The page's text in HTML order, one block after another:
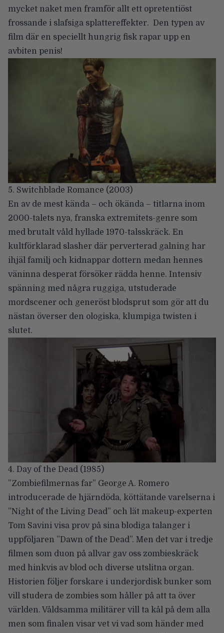
mycket naket men framför allt ett opretentiöst
frossande i slafsiga splattereffekter. Den typen av
film där en speciellt hungrig fisk rapar upp en
avbiten penis!
5. Switchblade Romance (2003)
En av de mest kända – och ökända – titlarna inom
2000-talets nya, franska extremitets-genre som
med brutalt våld hyllade 1970-talsskräck. En
kultförklarad slasher där perverterad galning har
ihjäl familj och kidnappar dottern medan hennes
väninna desperat försöker rädda henne. Intensiv
spänning med några ruggiga, utstuderade
mordscener och generöst blodsprut som gör att du
nästan överser den ologiska, klumpiga twisten i
slutet.
4. Day of the Dead (1985)
”Zombiefilmernas far” George A. Romero
introducerade de hjärndöda, köttätande varelserna i
”Night of the Living Dead” och lät makeup-experten
Tom Savini visa prov på sina blodiga talanger i
uppföljaren ”Dawn of the Dead”. Men det var i tredje
filmen som duon på allvar gav oss zombieskräck
med hinkvis av blod och diverse utslitna organ.
Historien följer forskare i underjordisk bunker som
vill studera de zombies som håller på att ta över
världen. Våldsamma militärer vill ta kål på dem alla
men som finalen visar vet vi vad som händer med